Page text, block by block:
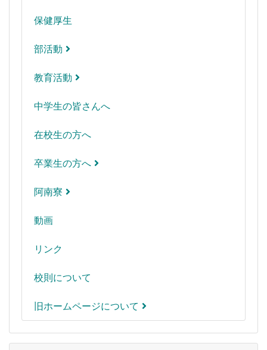
保健厚生
部活動
教育活動
中学生の皆さんへ
在校生の方へ
卒業生の方へ
阿南寮
動画
リンク
校則について
旧ホームページについて